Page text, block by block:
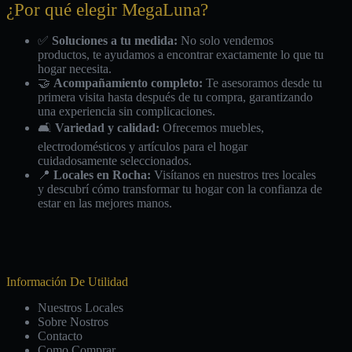
¿Por qué elegir MegaLuna?
✅ Soluciones a tu medida: No solo vendemos
productos, te ayudamos a encontrar exactamente lo que tu
hogar necesita.
🤝 Acompañamiento completo: Te asesoramos desde tu
primera visita hasta después de tu compra, garantizando
una experiencia sin complicaciones.
🛋️ Variedad y calidad: Ofrecemos muebles,
electrodomésticos y artículos para el hogar
cuidadosamente seleccionados.
📍 Locales en Rocha: Visítanos en nuestros tres locales
y descubrí cómo transformar tu hogar con la confianza de
estar en las mejores manos.
Información De Utilidad
Nuestros Locales
Sobre Nostros
Contacto